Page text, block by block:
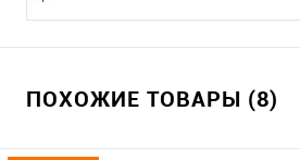
ПОХОЖИЕ ТОВАРЫ (8)